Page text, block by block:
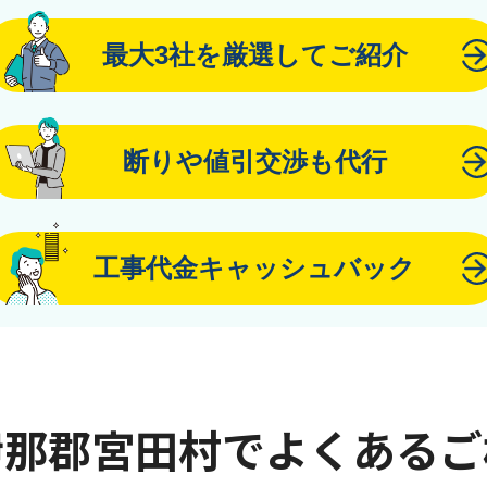
最大3社を厳選してご紹介
断りや値引交渉も代行
工事代金キャッシュバック
郡宮田村でよくある